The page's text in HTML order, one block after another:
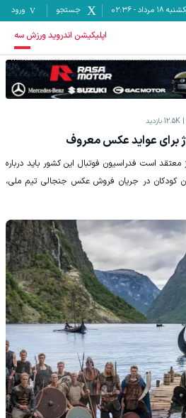
۱۸ مرداد -
02:36 جستجو ورود
اپلیکیشن اندروید ورزش سه
12.5K بازدید
برای عواید عکس معروف
است فدراسیون فوتبال این کشور باید درباره
کودکان در جریان فروش عکس جنجالی تیم ملی،